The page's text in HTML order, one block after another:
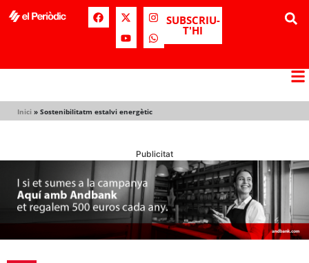
SUBSCRIU-
T'HI
Inici » Sostenibilitatm estalvi energètic
Publicitat